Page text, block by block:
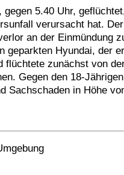
5.40 Uhr,
verursacht hat.
an der Einmündung
geparkten Hyundai, der
zunächst von
Gegen den 18-
Sachschaden in Höhe